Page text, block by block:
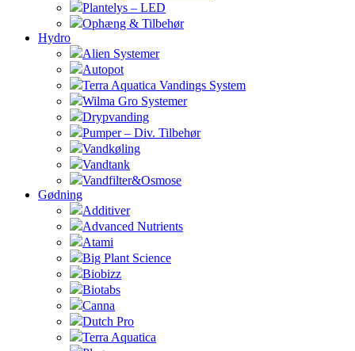
Plantelys – LED
Ophæng & Tilbehør
Hydro
Alien Systemer
Autopot
Terra Aquatica Vandings System
Wilma Gro Systemer
Drypvanding
Pumper – Div. Tilbehør
Vandkøling
Vandtank
Vandfilter&Osmose
Gødning
Additiver
Advanced Nutrients
Atami
Big Plant Science
Biobizz
Biotabs
Canna
Dutch Pro
Terra Aquatica